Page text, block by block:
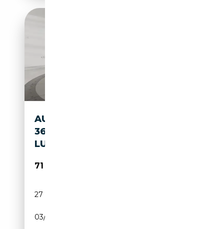
AUDI Q8 50 TDI QUATTRO
360 HUD PANO AHK
LUFTFEDERUNG
71 789€
27 476 km
03/2025